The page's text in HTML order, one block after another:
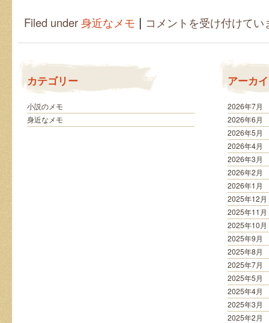
Filed under身近なメモ |
お
米
は
コメントを受け付けてい
カテゴリー
小説のメモ
身近なメモ
アーカ
2026年7月
2026年6月
2026年5月
2026年4月
2026年3月
2026年2月
2026年1月
2025年12月
2025年11月
2025年10月
2025年9月
2025年8月
2025年7月
2025年5月
2025年4月
2025年3月
2025年2月